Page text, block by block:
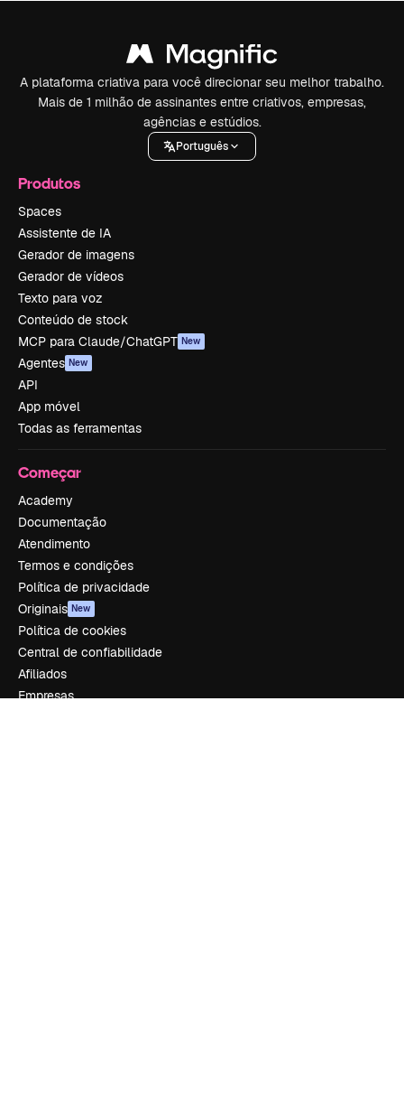
A plataforma criativa para você direcionar seu melhor trabalho.
Mais de 1 milhão de assinantes entre criativos, empresas,
agências e estúdios.
Português
Produtos
Spaces
Assistente de IA
Gerador de imagens
Gerador de vídeos
Texto para voz
Conteúdo de stock
MCP para Claude/ChatGPT New
Agentes New
API
App móvel
Todas as ferramentas
Começar
Academy
Documentação
Atendimento
Termos e condições
Política de privacidade
Originais New
Política de cookies
Central de confiabilidade
Afiliados
Empresas